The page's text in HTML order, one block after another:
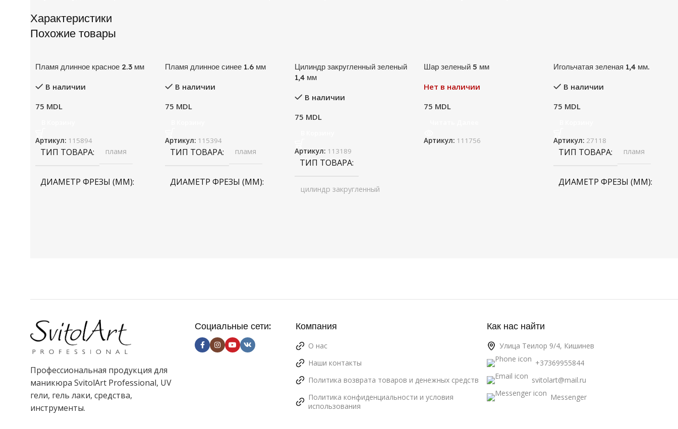
Характеристики
Похожие товары
Пламя длинное красное 2.3 мм
В наличии
75 MDL
Артикул: 115894
ТИП ТОВАРА пламя
ДИАМЕТР ФРЕЗЫ (ММ)
Пламя длинное синее 1.6 мм
В наличии
75 MDL
Артикул: 115394
ТИП ТОВАРА пламя
ДИАМЕТР ФРЕЗЫ (ММ)
Цилиндр закругленный зеленый
1,4 мм
В наличии
75 MDL
Артикул: 113189
ТИП ТОВАРА
цилиндр закругленный
Шар зеленый 5 мм
Нет в наличии
75 MDL
Артикул: 111756
Игольчатая зеленая 1,4 мм.
В наличии
75 MDL
Артикул: 27118
ТИП ТОВАРА пламя
ДИАМЕТР ФРЕЗЫ (ММ)
Профессиональная продукция для
маникюра SvitolArt Professional, UV
гели, гель лаки, средства,
инструменты.
Социальные сети: Компания
О нас
Наши контакты
Политика возврата товаров и денежных средств
Политика конфиденциальности и условия
использования
Как нас найти
Улица Теилор 9/4, Кишинев
+37369955844
svitolart@mail.ru
Messenger